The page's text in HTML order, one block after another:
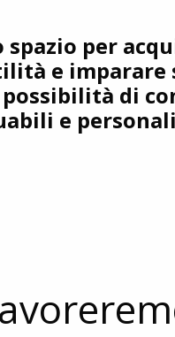
spazio per
e imparare
di
e